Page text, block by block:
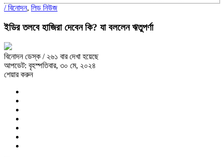
/বিনোদন, লিড নিউজ
ইডির তলবে হাজিরা দেবেন কি? যা বললেন ঋতুপর্ণা
বিনোদন ডেস্ক / ২৬১ বার দেখা হয়েছে
আপডেট: বৃহস্পতিবার, ৩০ মে, ২০২৪
শেয়ার করুন